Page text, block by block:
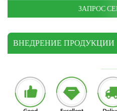
ЗАПРОС
ВНЕДРЕНИЕ ПРОДУКЦИИ